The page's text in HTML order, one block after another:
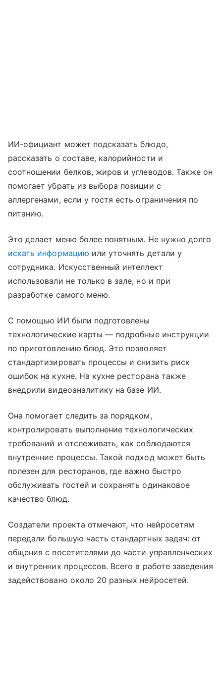
ИИ-официант может подсказать блюдо,
рассказать о составе, калорийности и
соотношении белков, жиров и углеводов. Также он
помогает убрать из выбора позиции с
аллергенами, если у гостя есть ограничения по
питанию.
Это делает меню более понятным. Не нужно долго
искать информацию или уточнять детали у
сотрудника. Искусственный интеллект
использовали не только в зале, но и при
разработке самого меню.
С помощью ИИ были подготовлены
технологические карты — подробные инструкции
по приготовлению блюд. Это позволяет
стандартизировать процессы и снизить риск
ошибок на кухне. На кухне ресторана также
внедрили видеоаналитику на базе ИИ.
Она помогает следить за порядком,
контролировать выполнение технологических
требований и отслеживать, как соблюдаются
внутренние процессы. Такой подход может быть
полезен для ресторанов, где важно быстро
обслуживать гостей и сохранять одинаковое
качество блюд.
Создатели проекта отмечают, что нейросетям
передали большую часть стандартных задач: от
общения с посетителями до части управленческих
и внутренних процессов. Всего в работе заведения
задействовано около 20 разных нейросетей.